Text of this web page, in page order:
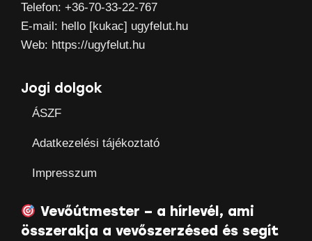
Telefon: +36-70-33-22-767
E-mail: hello [kukac] ugyfelut.hu
Web: https://ugyfelut.hu
Jogi dolgok
ÁSZF
Adatkezelési tájékoztató
Impresszum
Vevőútmester – a hírlevél, ami
összerakja a vevőszerzésed és segít